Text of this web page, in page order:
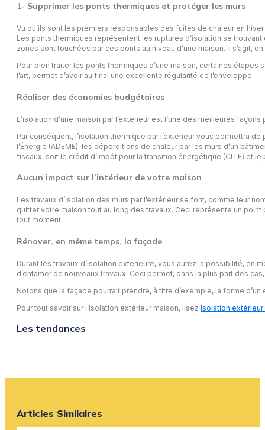
1- Supprimer les ponts thermiques et protéger les murs
Vu qu’ils sont les premiers responsables des fuites de chaleur en
Les ponts thermiques représentent les ruptures d’isolation se
zones sont touchées par ces ponts au niveau d’une maison. Il s’agit,
Pour bien traiter les ponts thermiques d’une maison, certaines
l’art, permet d’avoir au final une excellente régularité de l’enveloppe.
Réaliser des économies budgétaires
L’isolation d’une maison par l’extérieur est l’une des meilleures
Par conséquent, l’isolation thermique par l’extérieur vous permettra
l’Énergie (ADEME), les déperditions de chaleur par les murs d’un
fiscaux, soit le crédit d’impôt pour la transition énergétique (CITE) et le
Aucun impact sur l’intérieur de votre maison
Les travaux d’isolation des murs par l’extérieur se font, comme leur
quitter votre maison tout au long des travaux. Ceci représente un
tout moment.
Rénover, en même temps, la façade
Durant les travaux d’isolation extérieure, vous aurez la possibilité,
d’entamer de nouveaux travaux. Ceci permet, dans la plus part des
Notons que la façade pourrait prendre, à titre d’exemple, la forme d’un
Pour tout savoir sur l’isolation extérieur maison, lisez Isolation
Les tendances
Articles Similaires